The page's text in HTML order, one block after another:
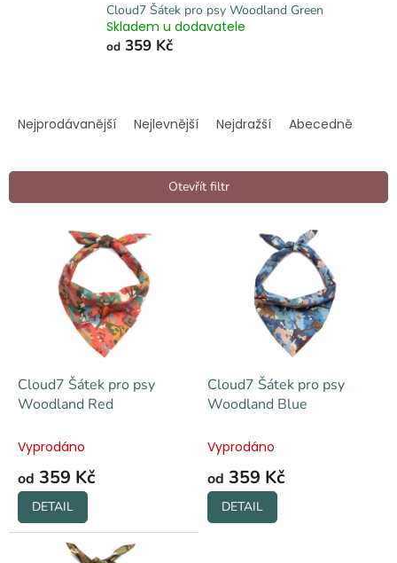
Cloud7 Šátek pro psy Woodland Green
Skladem u dodavatele
od 359 Kč
n
í
Nejprodávanější Nejlevnější Nejdražší Abecedně
Otevřít filtr
Cloud7 Šátek pro psy
Woodland Red
Vyprodáno
od 359 Kč
DETAIL
Cloud7 Šátek pro psy
Woodland Blue
Vyprodáno
od 359 Kč
DETAIL